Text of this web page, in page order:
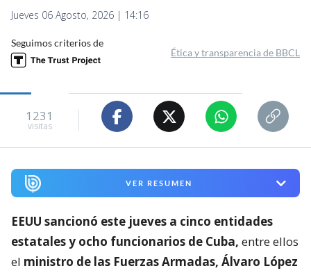
Jueves 06 Agosto, 2026 | 14:16
Seguimos criterios de
Ética y transparencia de BBCL
1231
visitas
VER RESUMEN
EEUU sancionó este jueves a cinco entidades
estatales y ocho funcionarios de Cuba, entre ellos
el ministro de las Fuerzas Armadas, Álvaro López